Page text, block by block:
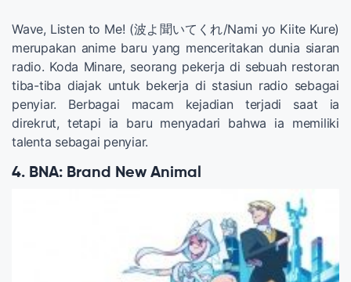
Wave, Listen to Me! (波よ聞いてくれ/Nami yo Kiite Kure)
merupakan anime baru yang menceritakan dunia siaran
radio. Koda Minare, seorang pekerja di sebuah restoran
tiba-tiba diajak untuk bekerja di stasiun radio sebagai
penyiar. Berbagai macam kejadian terjadi saat ia
direkrut, tetapi ia baru menyadari bahwa ia memiliki
talenta sebagai penyiar.
4. BNA: Brand New Animal